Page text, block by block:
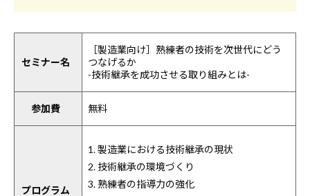
セミナー名
［製造業向け］熟練者の技術を次世代にどう
つなげるか
-技術継承を成功させる取り組みとは-
参加費 無料
プログラム
1. 製造業における技術継承の現状
2. 技術継承の環境づくり
3. 熟練者の指導力の強化